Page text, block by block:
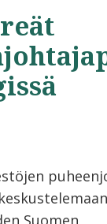
Suomen